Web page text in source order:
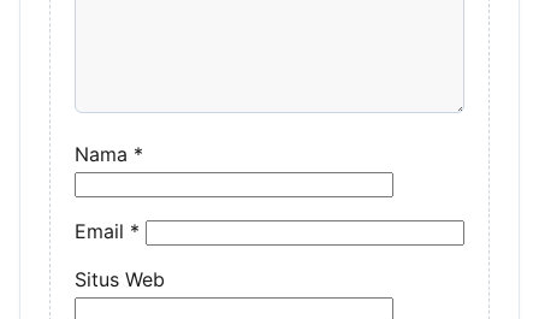
Nama *
Email *
Situs Web